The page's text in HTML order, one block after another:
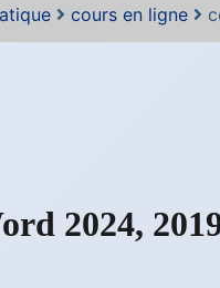
cours en ligne
2024,